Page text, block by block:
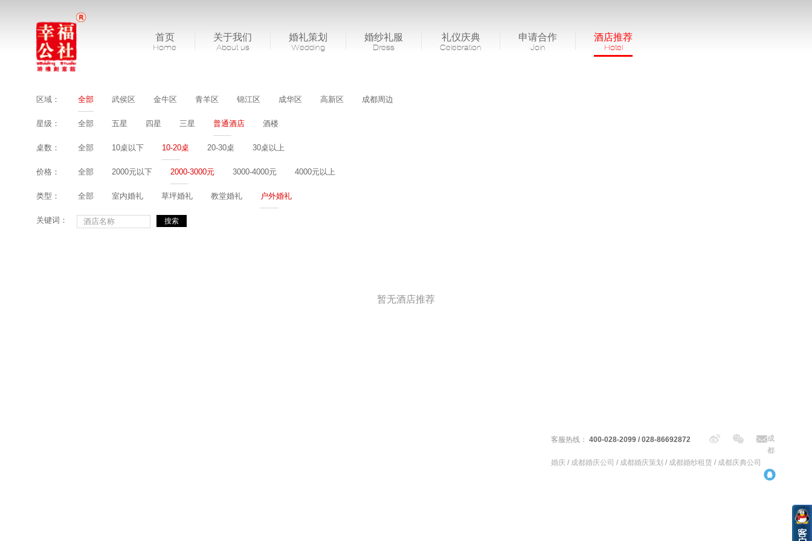
首页
Home
关于我们
About us
婚礼策划
Wedding
婚纱礼服
Dress
礼仪庆典
Celebration
申请合作
Join
酒店推荐
Hotel
区域： 全部 武侯区 金牛区 青羊区 锦江区 成华区 高新区 成都周边
星级： 全部 五星 四星 三星 普通酒店 酒楼
桌数： 全部 10桌以下 10-20桌 20-30桌 30桌以上
价格： 全部 2000元以下 2000-3000元 3000-4000元 4000元以上
类型： 全部 室内婚礼 草坪婚礼 教堂婚礼 户外婚礼
关键词：
暂无酒店推荐
客服热线： 400-028-2099 / 028-86692872
成
都
婚庆 / 成都婚庆公司 / 成都婚庆策划 / 成都婚纱租赁 / 成都庆典公司